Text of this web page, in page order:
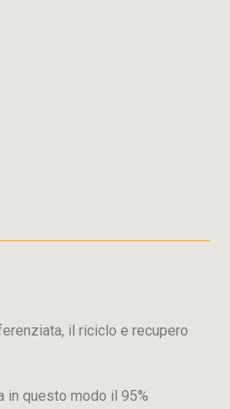
il riciclo e recupero
in questo modo il 95%